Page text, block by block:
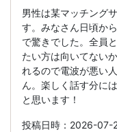
男性は某マッチング
す。みなさん日頃か
で驚きでした。全員
たい方は向いてない
れるので電波が悪い
ん。楽しく話す分に
と思います！
投稿日時：2026-07-